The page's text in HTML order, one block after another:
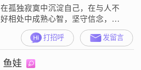
在孤独寂寞中沉淀自己，在与人不
好相处中成熟心智，坚守信念，活
出自我，脚踏实地，行稳致远！
打招呼 发留言
鱼娃